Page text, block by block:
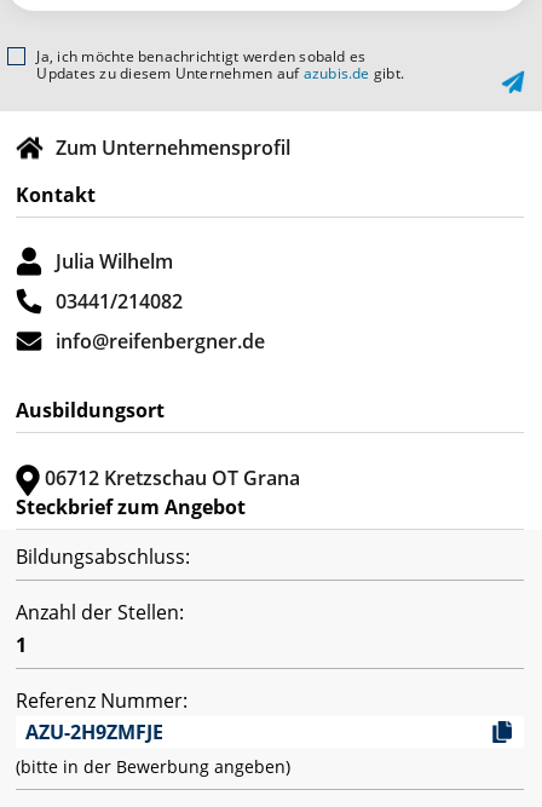
Ja, ich möchte benachrichtigt werden sobald es
Updates zu diesem Unternehmen aufazubis.de gibt.
Zum Unternehmensprofil
Kontakt
Julia Wilhelm
03441/214082
info@reifenbergner.de
Ausbildungsort
06712 Kretzschau OT Grana
Steckbrief zum Angebot
Bildungsabschluss:
Anzahl der Stellen:
1
Referenz Nummer:
AZU-2H9ZMFJE
(bitte in der Bewerbung angeben)